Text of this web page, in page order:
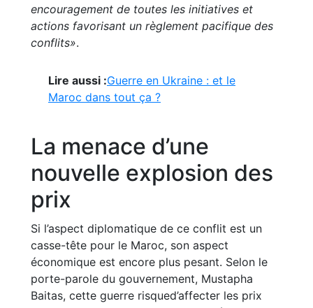
encouragement de toutes les initiatives et
actions favorisant un règlement pacifique des
conflits».
Lire aussi :Guerre en Ukraine : et le
Maroc dans tout ça ?
La menace d’une
nouvelle explosion des
prix
Si l’aspect diplomatique de ce conflit est un
casse-tête pour le Maroc, son aspect
économique est encore plus pesant. Selon le
porte-parole du gouvernement, Mustapha
Baitas, cette guerre risqued’affecter les prix